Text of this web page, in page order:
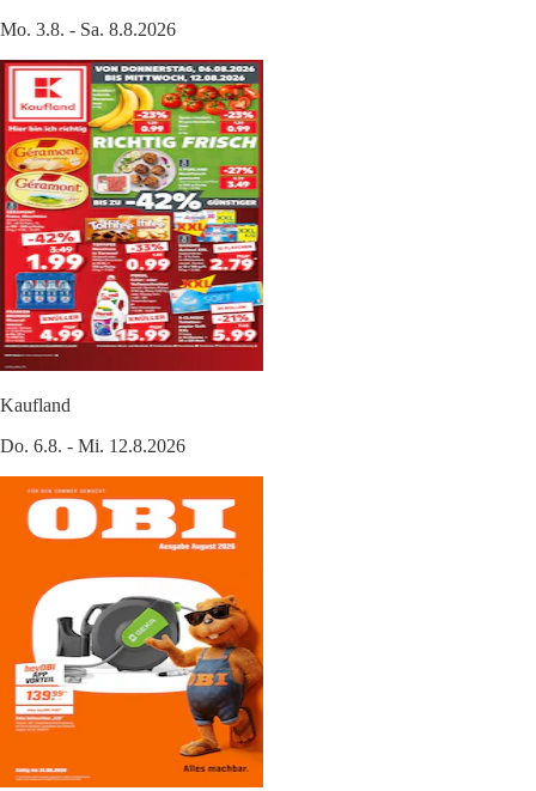
Mo. 3.8. - Sa. 8.8.2026
Kaufland
Do. 6.8. - Mi. 12.8.2026